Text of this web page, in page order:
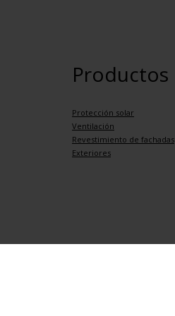
Productos
Protección solar
Ventilación
Revestimiento de fachadas
Exteriores